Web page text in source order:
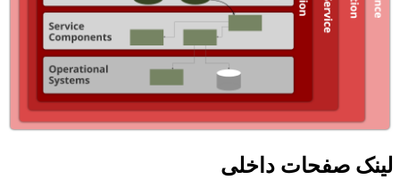
لینک صفحات داخلی